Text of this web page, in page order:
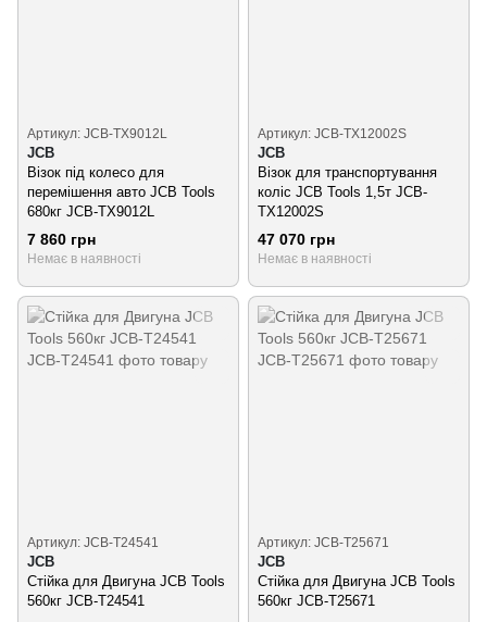
Артикул: JCB-TX9012L
JCB
Візок під колесо для
перемішення авто JCB Tools
680кг JCB-TX9012L
7 860 грн
Немає в наявності
Артикул: JCB-TX12002S
JCB
Візок для транспортування
коліс JCB Tools 1,5т JCB-
TX12002S
47 070 грн
Немає в наявності
Артикул: JCB-T24541
JCB
Стійка для Двигуна JCB Tools
560кг JCB-T24541
Артикул: JCB-T25671
JCB
Стійка для Двигуна JCB Tools
560кг JCB-T25671